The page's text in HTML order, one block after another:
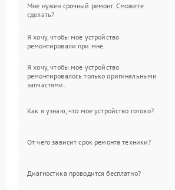
Мне нужен срочный ремонт. Сможете
сделать?
Я хочу, чтобы мое устройство
ремонтировали при мне.
Я хочу, чтобы мое устройство
ремонтировалось только оригинальными
запчастями.
Как я узнаю, что мое устройство готово?
От чего зависит срок ремонта техники?
Диагностика проводится бесплатно?